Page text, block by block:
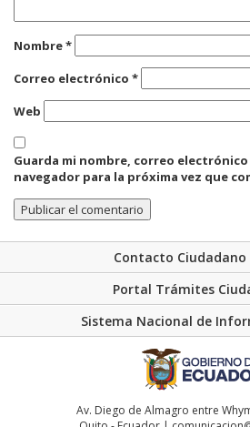
Nombre*
Correo electrónico *
Web
Guarda mi nombre, correo electrónico
navegador para la próxima vez que
Contacto
Portal Trámites
Sistema Nacional de
Av. Diego de Almagro entre